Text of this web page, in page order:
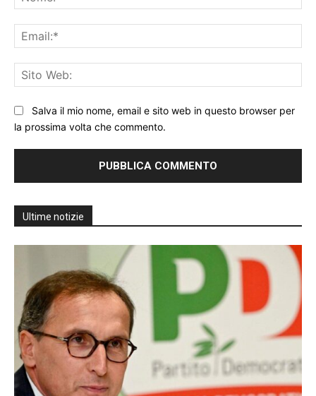
Salva il mio nome, email e sito web in questo browser per
la prossima volta che commento.
Ultime notizie